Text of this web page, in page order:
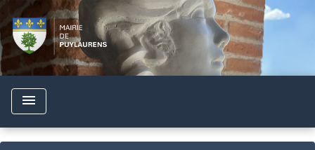
menu